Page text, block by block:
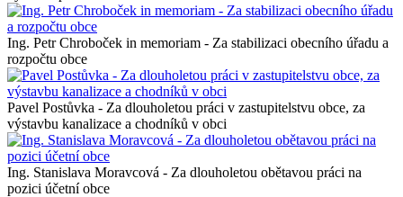
Ing. Petr Chroboček in memoriam - Za stabilizaci obecního úřadu a
rozpočtu obce
Pavel Postůvka - Za dlouholetou práci v zastupitelstvu obce, za
výstavbu kanalizace a chodníků v obci
Ing. Stanislava Moravcová - Za dlouholetou obětavou práci na
pozici účetní obce